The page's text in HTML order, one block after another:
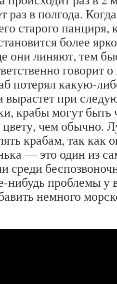
раз в полгода.
старого панциря,
более
они линяют, тем
говорит
потерял какую-
при
крабы могут быть
цвету, чем обычно.
крабам, так как
— это один из
среди
нибудь проблемы у
немного